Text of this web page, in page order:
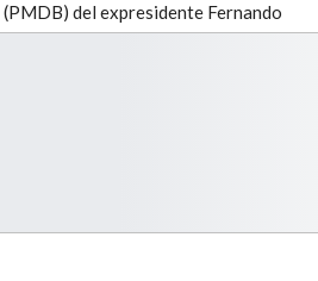
del expresidente Fernando